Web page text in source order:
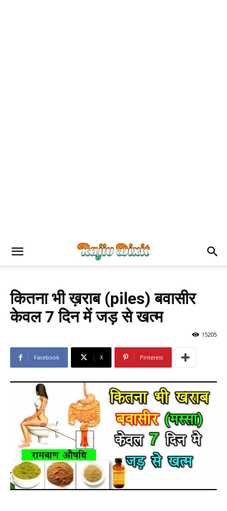
कितना भी ख़राब (piles) बवासीर
केवल 7 दिन में जड़ से खत्म
15205
Facebook X Pinterest